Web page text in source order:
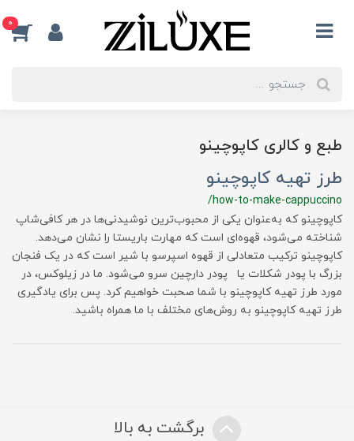
0
طبع و کالری کاپوچینو
طرز تهیه کاپوچینو
/how-to-make-cappuccino
کاپوچینو که به‌عنوان یکی از محبوب‌ترین نوشیدنی‌ها در هر کافی‌شاپ
شناخته می‌شود، قهوه‌ای است که مهارت‌ باریستا را نشان می‌دهد.
کاپوچینو ترکیب متعادلی از قهوه اسپرسو با شیر است که در یک فنجان
بزرگ با پودر شکلات یا پودر دارچین سرو می‌شود. ما در زیلوکس، در
مورد طرز تهیه کاپوچینو با شما صحبت خواهیم کرد. پس برای یادگیری
طرز تهیه کاپوچینو به روش‌های مختلف با ما همراه باشید.
برگشت به بالا